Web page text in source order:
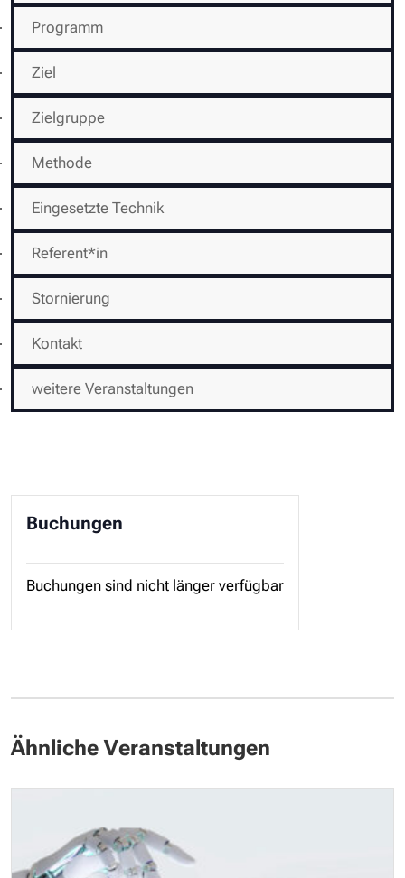
Programm
Ziel
Zielgruppe
Methode
Eingesetzte Technik
Referent*in
Stornierung
Kontakt
weitere Veranstaltungen
Buchungen
Buchungen sind nicht länger verfügbar
Ähnliche Veranstaltungen